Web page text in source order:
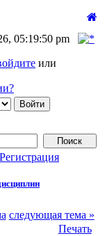
05:19:50 pm
или
Регистрация
следующая тема »
Печать